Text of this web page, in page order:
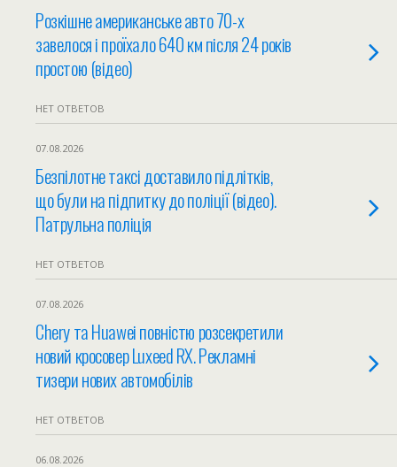
Розкішне американське авто 70-х
завелося і проїхало 640 км після 24 років
простою (відео)
НЕТ ОТВЕТОВ
07.08.2026
Безпілотне таксі доставило підлітків,
що були на підпитку до поліції (відео).
Патрульна поліція
НЕТ ОТВЕТОВ
07.08.2026
Chery та Huawei повністю розсекретили
новий кросовер Luxeed RX. Рекламні
тизери нових автомобілів
НЕТ ОТВЕТОВ
06.08.2026